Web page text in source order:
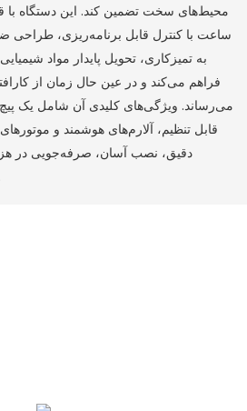
ساعت با کنترل قابل برنامه‌ریزی،
به تمیزکاری، تحویل پایدار مواد
می‌رساند. ویژگی‌های کلیدی آن شامل یک پیچ
قابل تنظیم، آلارم‌های هوشمند و